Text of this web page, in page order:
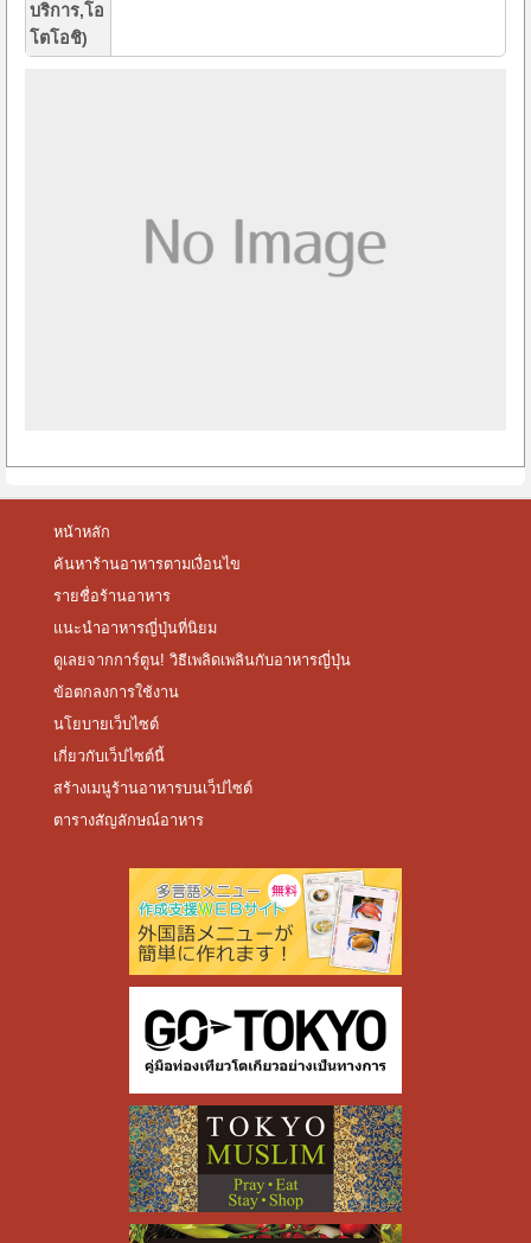
บริการ,โอ
โตโอชิ)
หน้าหลัก
ค้นหาร้านอาหารตามเงื่อนไข
รายชื่อร้านอาหาร
แนะนำอาหารญี่ปุ่นที่นิยม
ดูเลยจากการ์ตูน! วิธีเพลิดเพลินกับอาหารญี่ปุ่น
ข้อตกลงการใช้งาน
นโยบายเว็บไซต์
เกี่ยวกับเว็ปไซต์นี้
สร้างเมนูร้านอาหารบนเว็ปไซต์
ตารางสัญลักษณ์อาหาร